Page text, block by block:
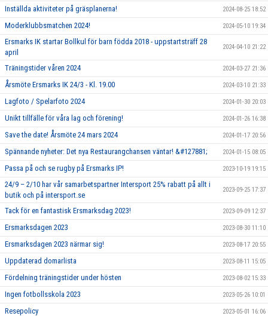
Inställda aktiviteter på gräsplanerna! 2024-08-25 18:52
Moderklubbsmatchen 2024! 2024-05-10 19:34
Ersmarks IK startar Bollkul för barn födda 2018 - uppstartsträff 28
april
2024-04-10 21:22
Träningstider våren 2024 2024-03-27 21:36
Årsmöte Ersmarks IK 24/3 - Kl. 19.00 2024-03-10 21:33
Lagfoto / Spelarfoto 2024 2024-01-30 20:03
Unikt tillfälle för våra lag och förening! 2024-01-26 16:38
Save the date! Årsmöte 24 mars 2024 2024-01-17 20:56
Spännande nyheter: Det nya Restaurangchansen väntar! &#127881; 2024-01-15 08:05
Passa på och se rugby på Ersmarks IP! 2023-10-19 19:15
24/9 – 2/10 har vår samarbetspartner Intersport 25% rabatt på allt i
butik och på intersport.se
2023-09-25 17:37
Tack för en fantastisk Ersmarksdag 2023! 2023-09-09 12:37
Ersmarksdagen 2023 2023-08-30 11:10
Ersmarksdagen 2023 närmar sig! 2023-08-17 20:55
Uppdaterad domarlista 2023-08-11 15:05
Fördelning träningstider under hösten 2023-08-02 15:33
Ingen fotbollsskola 2023 2023-05-26 10:01
Resepolicy 2023-05-01 16:06